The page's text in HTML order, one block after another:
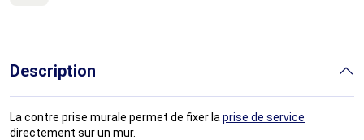
Description
La contre prise murale permet de fixer la prise de service
directement sur un mur.